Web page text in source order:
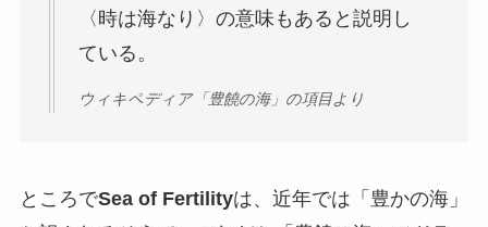
〈時は海なり〉の意味もあると説明し
ている。
ウィキペディア「豊饒の海」の項目より
ところでSea of Fertilityは、近年では「豊かの海」